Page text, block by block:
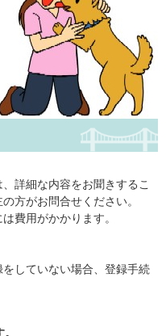
詳細な内容をお聞きするこ
方がお問合せください。
費用がかかります。
していない場合、登録手続